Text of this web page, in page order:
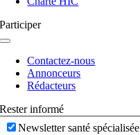
Participer
Navigation
basculeContactez-nous
Annonceurs
Rédacteurs
Rester informé
Newsletter santé spécialisée